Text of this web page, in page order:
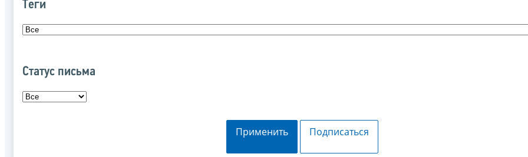
Теги
Статус письма
Применить Подписаться